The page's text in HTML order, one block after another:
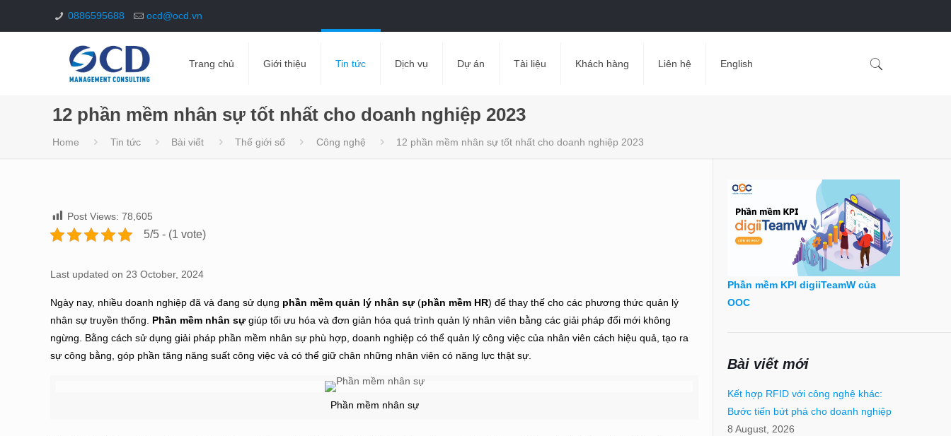
0886595688 ocd@ocd.vn
Trang chủ Giới thiệu Tin tức Dịch vụ Dự án Tài liệu Khách hàng Liên hệ English
12 phần mềm nhân sự tốt nhất cho doanh nghiệp 2023
Home Tin tức Bài viết Thế giới số Công nghệ 12 phần mềm nhân sự tốt nhất cho doanh nghiệp 2023
Post Views: 78,605
5/5 - (1 vote)
Last updated on 23 October, 2024
Ngày nay, nhiều doanh nghiệp đã và đang sử dụng phần mềm quản lý nhân sự(phần mềm HR) để thay thế cho các phương thức quản lý
nhân sự truyền thống. Phần mềm nhân sựgiúp tối ưu hóa và đơn giản hóa quá trình quản lý nhân viên bằng các giải pháp đổi mới không
ngừng. Bằng cách sử dụng giải pháp phần mềm nhân sự phù hợp, doanh nghiệp có thể quản lý công việc của nhân viên cách hiệu quả, tạo ra
sự công bằng, góp phần tăng năng suất công việc và có thể giữ chân những nhân viên có năng lực thật sự.
Phần mềm nhân sự
Phần mềm KPI digiiTeamW của
OOC
Bài viết mới
Kết hợp RFID với công nghệ khác:
Bước tiến bứt phá cho doanh nghiệp
8 August, 2026